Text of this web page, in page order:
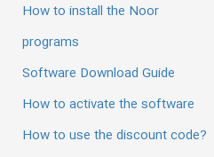
How to install the Noor
programs
Software Download Guide
How to activate the software
How to use the discount code?